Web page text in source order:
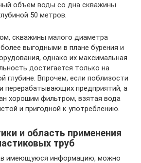
объем воды со дна скважины
50 метров.
скважины малого диаметра
выгодными в плане бурения и
однако их максимальная
достигается только на
глубине. Впрочем, если поблизости
перерабатывающих предприятий, а
хорошим фильтром, взятая вода
и пригодной к употреблению.
и область применения
труб
имеющуюся информацию, можно